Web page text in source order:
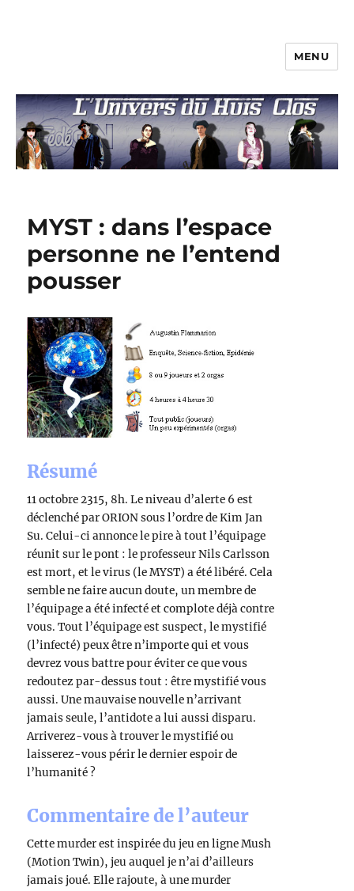
MENU
MYST : dans l’espace
personne ne l’entend
pousser
Résumé
11 octobre 2315, 8h. Le niveau d’alerte 6 est
déclenché par ORION sous l’ordre de Kim Jan
Su. Celui-ci annonce le pire à tout l’équipage
réunit sur le pont : le professeur Nils Carlsson
est mort, et le virus (le MYST) a été libéré. Cela
semble ne faire aucun doute, un membre de
l’équipage a été infecté et complote déjà contre
vous. Tout l’équipage est suspect, le mystifié
(l’infecté) peux être n’importe qui et vous
devrez vous battre pour éviter ce que vous
redoutez par-dessus tout : être mystifié vous
aussi. Une mauvaise nouvelle n’arrivant
jamais seule, l’antidote a lui aussi disparu.
Arriverez-vous à trouver le mystifié ou
laisserez-vous périr le dernier espoir de
l’humanité ?
Commentaire de l’auteur
Cette murder est inspirée du jeu en ligne Mush
(Motion Twin), jeu auquel je n’ai d’ailleurs
jamais joué. Elle rajoute, à une murder